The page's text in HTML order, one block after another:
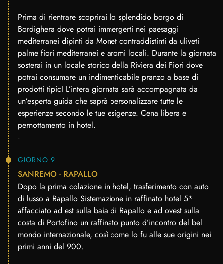
Prima di rientrare scoprirai lo splendido borgo di
Bordighera dove potrai immergerti nei paesaggi
mediterranei dipinti da Monet contraddistinti da uliveti
palme fiori mediterranei e aromi locali. Durante la giornata
sosterai in un locale storico della Riviera dei Fiori dove
potrai consumare un indimenticabile pranzo a base di
prodotti tipicI L’intera giornata sarà accompagnata da
un’esperta guida che saprà personalizzare tutte le
esperienze secondo le tue esigenze. Cena libera e
pernottamento in hotel.
.
GIORNO 9
SANREMO - RAPALLO
Dopo la prima colazione in hotel, trasferimento con auto
di lusso a Rapallo Sistemazione in raffinato hotel 5*
affacciato ad est sulla baia di Rapallo e ad ovest sulla
costa di Portofino un raffinato punto d’incontro del bel
mondo internazionale, così come lo fu alle sue origini nei
primi anni del 900.